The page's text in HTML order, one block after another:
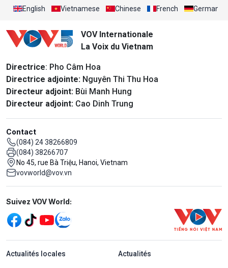
English Vietnamese Chinese French German
VOV Internationale
La Voix du Vietnam
Directrice: Pho Câm Hoa
Directrice adjointe: Nguyên Thi Thu Hoa
Directeur adjoint: Bùi Manh Hung
Directeur adjoint: Cao Dinh Trung
Contact
(084) 24 38266809
(084) 38266707
No 45, rue Bà Triệu, Hanoi, Vietnam
vovworld@vov.vn
Mạng xã hội
Suivez VOV World:
menu footer tiếng Pháp
Actualités locales Actualités